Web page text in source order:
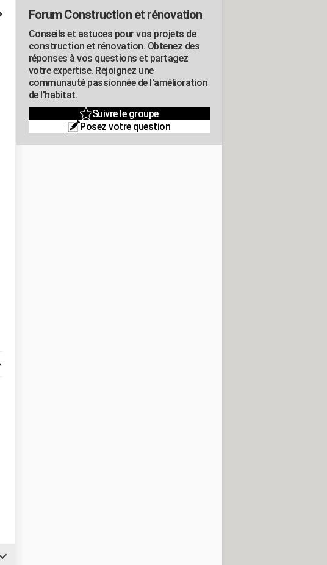
Forum Construction et rénovation
Conseils et astuces pour vos projets de
construction et rénovation. Obtenez des
réponses à vos questions et partagez
votre expertise. Rejoignez une
communauté passionnée de l'amélioration
de l'habitat.
Suivre le groupe
Posez votre question